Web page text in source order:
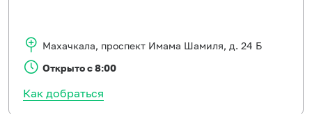
Махачкала, проспект Имама Шамиля, д. 24 Б
Открыто с 8:00
Как добраться